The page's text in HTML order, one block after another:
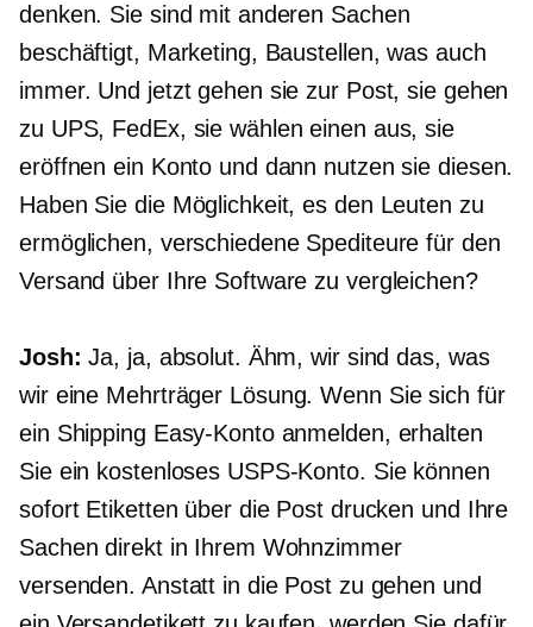
denken. Sie sind mit anderen Sachen
beschäftigt, Marketing, Baustellen, was auch
immer. Und jetzt gehen sie zur Post, sie gehen
zu UPS, FedEx, sie wählen einen aus, sie
eröffnen ein Konto und dann nutzen sie diesen.
Haben Sie die Möglichkeit, es den Leuten zu
ermöglichen, verschiedene Spediteure für den
Versand über Ihre Software zu vergleichen?
Josh: Ja, ja, absolut. Ähm, wir sind das, was
wir eine Mehrträger Lösung. Wenn Sie sich für
ein Shipping Easy-Konto anmelden, erhalten
Sie ein kostenloses USPS-Konto. Sie können
sofort Etiketten über die Post drucken und Ihre
Sachen direkt in Ihrem Wohnzimmer
versenden. Anstatt in die Post zu gehen und